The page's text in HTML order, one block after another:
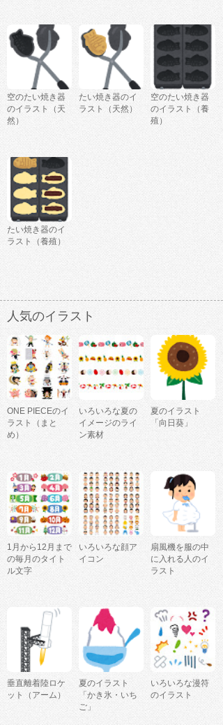
空のたい焼き器
のイラスト（天
然）
たい焼き器のイ
ラスト（天然）
空のたい焼き器
のイラスト（養
殖）
たい焼き器のイ
ラスト（養殖）
人気のイラスト
ONE PIECEのイ
ラスト（まと
め）
いろいろな夏の
イメージのライ
ン素材
夏のイラスト
「向日葵」
1月から12月まで
の毎月のタイト
ル文字
いろいろな顔ア
イコン
扇風機を服の中
に入れる人のイ
ラスト
垂直離着陸ロケ
ット（アーム）
夏のイラスト
「かき氷・いち
ご」
いろいろな漫符
のイラスト